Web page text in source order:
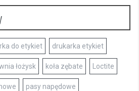
do etykiet drukarka etykiet
łożysk koła zębate Loctite
pasy napędowe